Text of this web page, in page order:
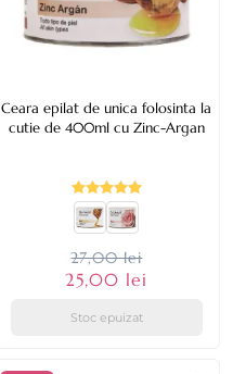
Ceara epilat de unica folosinta la
cutie de 400ml cu Zinc-Argan
27,00 lei
25,00 lei
Stoc epuizat